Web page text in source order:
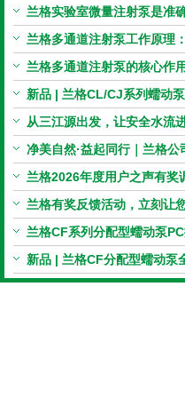
兰格实验室微量注射泵是准
输送的科学工具
兰格多通道注射泵工作原理
电机与机械传动的协同
兰格多通道注射泵的核心作
新品 | 兰格CL/CJ系列蠕动
上市，小巧机身，大有可为
从三江源出发，让安全水流
校园 | 兰格×吾水高原公益行
净美自然·益起同行｜兰格公
捡拾公益活动圆满举行
兰格2026年度用户之声有奖
启，京东E卡免费送！
兰格有奖反馈活动，立刻让
享变成惊喜！
兰格CF系列分配型蠕动泵
件免费版发布！即日起，通
下载！
新品 | 兰格CF分配型蠕动泵
市，智控每一滴！